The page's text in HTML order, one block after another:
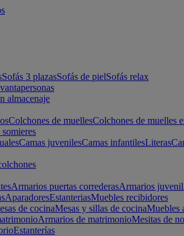
Sofás 3 plazasSofás de pielSofás relax
almacenaje
Colchones de muellesColchones de muelles
somieres
Camas juvenilesCamas infantilesLiteras
Armarios puertas correderasArmarios juvenil
AparadoresEstanteriasMuebles recibidores
de cocinaMesas y sillas de cocinaMuebles
Armarios de matrimonioMesitas de
Estanterías